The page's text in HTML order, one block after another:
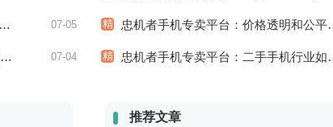
精 忠机者手机专卖平台：价格透明和公平竞争保障二手手机交易市场的稳定性和健康发展
07-05
精 忠机者手机专卖平台：二手手机行业如何应对市场调整的变动
07-04
推荐文章